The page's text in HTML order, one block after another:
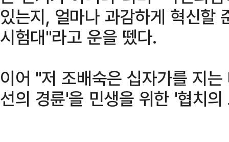
있는지, 얼마나 과감하게 혁신할
시험대"라고 운을 뗐다.
이어 "저 조배숙은 십자가를 지
선의 경륜'을 민생을 위한 '협치